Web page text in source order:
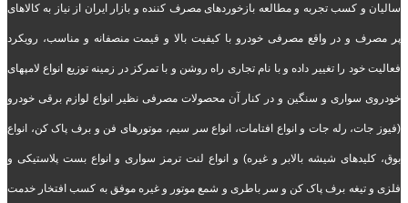
سالیان و کسب تجربه و مطالعه بازخوردهای مصرف کننده و بازار ایران از نیاز به کالاهای
پر مصرف و در واقع مصرفی خودرو با کیفیت بالا و قیمت منصفانه و مناسب، رویکرد
فعالیت خود را تغییر داده و با نام تجاری راه روشن و با تمرکز در زمینه توزیع انواع لامپهای
خودروی سواری و سنگین و در کنار آن محصولات مصرفی نظیر انواع لوازم برقی خودرو
(فیوز جات، رله جات و انواع افتامات، انواع سر سیم، موتورهای فن و برف پاک کن، انواع
بوق، کلیدهای شیشه بالابر و غیره) و انواع لنت ترمز سواری و انواع بست پلاستیکی و
فلزی و تیغه برف پاک کن و سر باطری و شمع موتور و غیره موفق به کسب افتخار خدمت